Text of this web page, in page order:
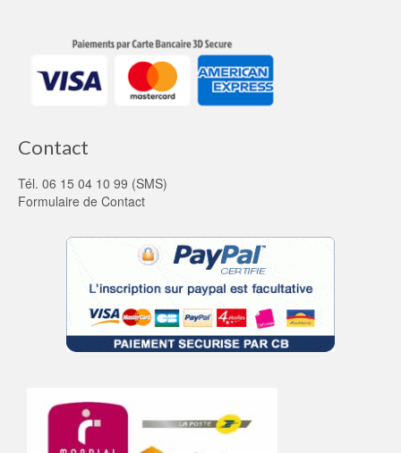
Contact
Tél. 06 15 04 10 99 (SMS)
Formulaire de Contact